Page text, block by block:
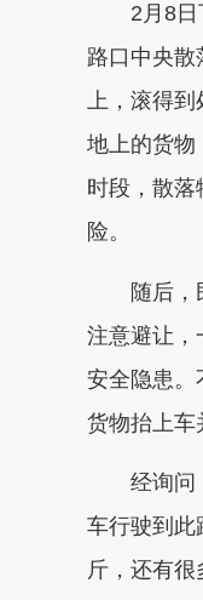
2月8日下
路口中央散
上，滚得到
地上的货物
时段，散
险。
随后，民
注意避让，
安全隐患。
货物抬上车
经询问，
车行驶到此
斤，还有很